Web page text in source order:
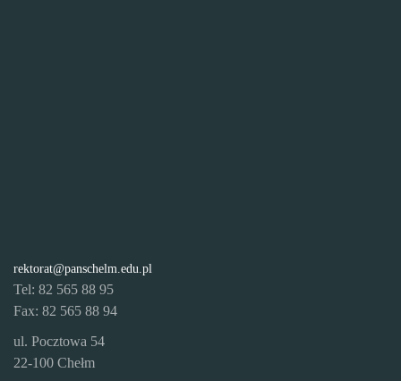
rektorat@panschelm.edu.pl
Tel: 82 565 88 95
Fax: 82 565 88 94
ul. Pocztowa 54
22-100 Chełm